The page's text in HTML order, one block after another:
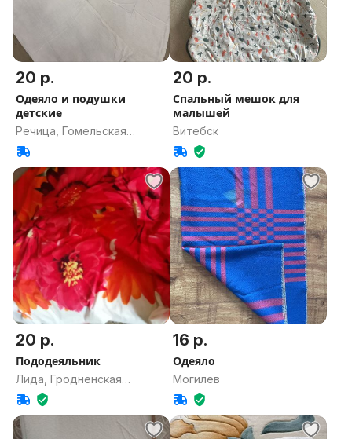
20 р.
Одеяло и подушки
детские
Речица, Гомельская
область
20 р.
Спальный мешок для
малышей
Витебск
20 р.
Пододеяльник
Лида, Гродненская
область
16 р.
Одеяло
Могилев